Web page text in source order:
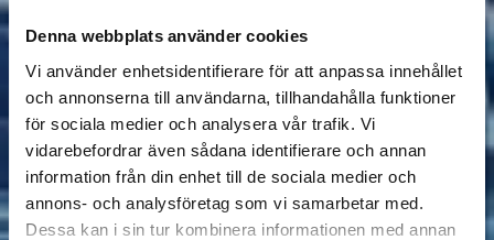
Denna webbplats använder cookies
Vi använder enhetsidentifierare för att anpassa innehållet
och annonserna till användarna, tillhandahålla funktioner
för sociala medier och analysera vår trafik. Vi
vidarebefordrar även sådana identifierare och annan
information från din enhet till de sociala medier och
annons- och analysföretag som vi samarbetar med.
Dessa kan i sin tur kombinera informationen med annan